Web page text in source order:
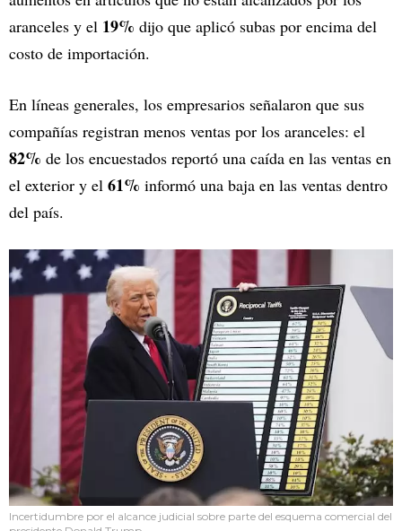
aranceles y el 19% dijo que aplicó subas por encima del
costo de importación.
En líneas generales, los empresarios señalaron que sus
compañías registran menos ventas por los aranceles: el
82% de los encuestados reportó una caída en las ventas en
el exterior y el 61% informó una baja en las ventas dentro
del país.
Incertidumbre por el alcance judicial sobre parte del esquema comercial del